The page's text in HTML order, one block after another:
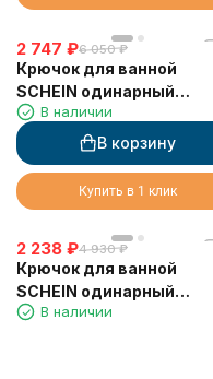
2 747 ₽6 050 ₽
Крючок для ванной
SCHEIN одинарный
матовое золото (9311BG)
В наличии
В корзину
Купить в 1 клик
2 238 ₽4 930 ₽
Крючок для ванной
SCHEIN одинарный
черный (9311MB)
В наличии